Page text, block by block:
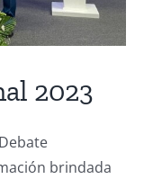
2023
brindada